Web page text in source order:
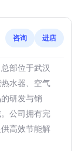
咨询 进店
部位于武汉
水器、空气
研发与销
公司拥有完
高效节能解